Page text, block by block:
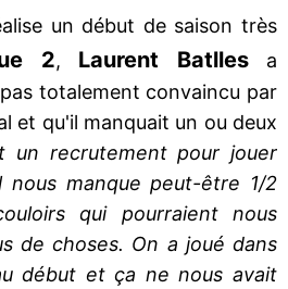
un début de saison très
2, Laurent Batllesa
totalement convaincu par
et qu'il manquait un ou deux
un recrutement pour jouer
nous manque peut-être 1/2
qui pourraient nous
de choses. On a joué dans
début et ça ne nous avait